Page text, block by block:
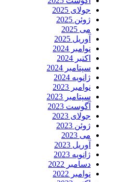
جولای 2025
ژوئن 2025
می 2025
آوریل 2025
نوامبر 2024
اکتبر 2024
سپتامبر 2024
ژانویه 2024
نوامبر 2023
سپتامبر 2023
آگوست 2023
جولای 2023
ژوئن 2023
می 2023
آوریل 2023
ژانویه 2023
دسامبر 2022
نوامبر 2022